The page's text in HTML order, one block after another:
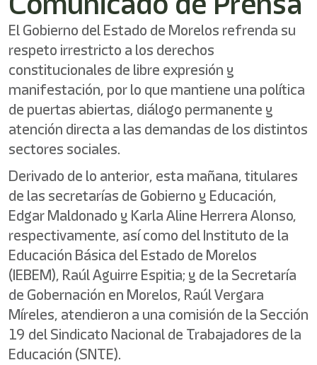
Este
acceso
activa
lector
pantalla
para
ayudarle
navegar
interactuar
con
contenido.
El Gobierno del Estado de Morelos refrenda su
respeto irrestricto a los derechos
constitucionales de libre expresión y
manifestación, por lo que mantiene una política
de puertas abiertas, diálogo permanente y
atención directa a las demandas de los distintos
sectores sociales.
Derivado de lo anterior, esta mañana, titulares
de las secretarías de Gobierno y Educación,
Edgar Maldonado y Karla Aline Herrera Alonso,
respectivamente, así como del Instituto de la
Educación Básica del Estado de Morelos
(IEBEM), Raúl Aguirre Espitia; y de la Secretaría
de Gobernación en Morelos, Raúl Vergara
Míreles, atendieron a una comisión de la Sección
19 del Sindicato Nacional de Trabajadores de la
Educación (SNTE).